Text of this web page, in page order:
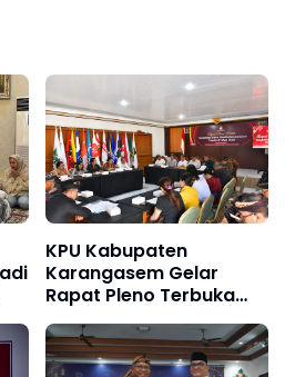
KPU Kabupaten
Karangasem Gelar
Rapat Pleno Terbuka
Rekapitulasi Daftar
Pemilih Berkelanjutan
Triwulan II Tahun 2026